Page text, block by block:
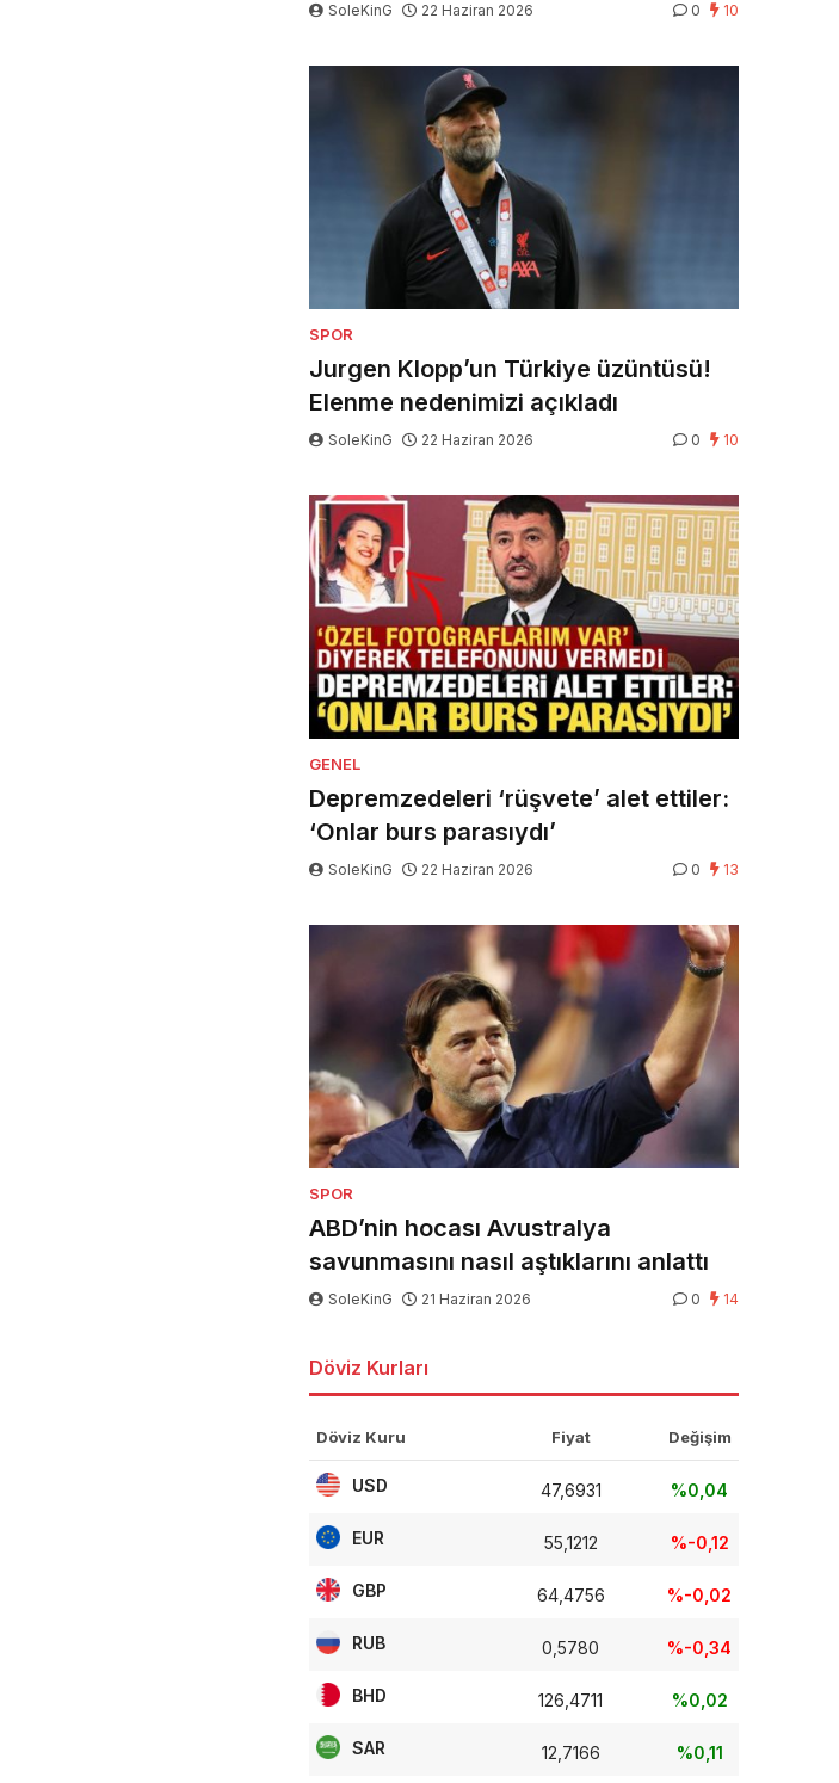
SoleKinG 22 Haziran 2026 0 10
SPOR
Jurgen Klopp’un Türkiye üzüntüsü!
Elenme nedenimizi açıkladı
SoleKinG 22 Haziran 2026 0 10
GENEL
Depremzedeleri ‘rüşvete’ alet ettiler:
‘Onlar burs parasıydı’
SoleKinG 22 Haziran 2026 0 13
SPOR
ABD’nin hocası Avustralya
savunmasını nasıl aştıklarını anlattı
SoleKinG 21 Haziran 2026 0 14
Döviz Kurları
Döviz Kuru Fiyat Değişim
USD 47,6931 %0,04
EUR 55,1212 %-0,12
GBP 64,4756 %-0,02
RUB 0,5780 %-0,34
BHD 126,4711 %0,02
SAR 12,7166 %0,11